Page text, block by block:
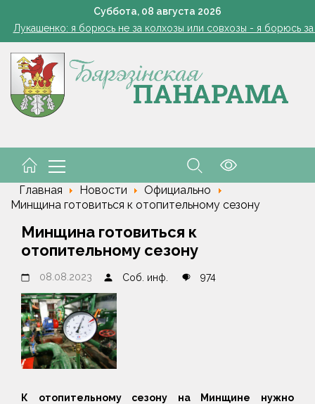
Суббота, 08 августа 2026
и средний бизнес приглашают к сотрудничеству с
Лукашенко: я борюсь не за колхозы или совхозы - я борюсь
Софии Стасевич — 101. История несгибаемой
1 стакан в ведро — тля и плодожорка бегут: Августовская
и средний бизнес приглашают к сотрудничеству с
Главная Новости
Официально
Минщина готовиться к отопительному сезону
Минщина готовиться к
отопительному сезону
08.08.2023 Соб. инф. 974
К отопительному сезону на Минщине нужно